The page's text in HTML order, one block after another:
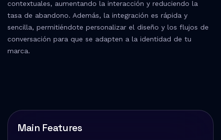
contextuales, aumentando la interacción y reduciendo la
tasa de abandono. Además, la integración es rápida y
sencilla, permitiéndote personalizar el diseño y los flujos de
conversación para que se adapten a la identidad de tu
marca.
Main Features